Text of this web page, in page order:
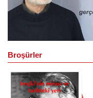
Broşürler